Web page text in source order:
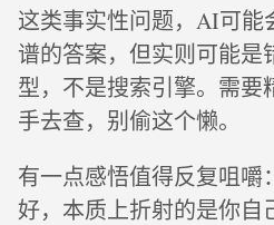
这类事实性问题，AI可能
谱的答案，但实则可能是
型，不是搜索引擎。需要
手去查，别偷这个懒。
有一点感悟值得反复咀嚼
好，本质上折射的是你自